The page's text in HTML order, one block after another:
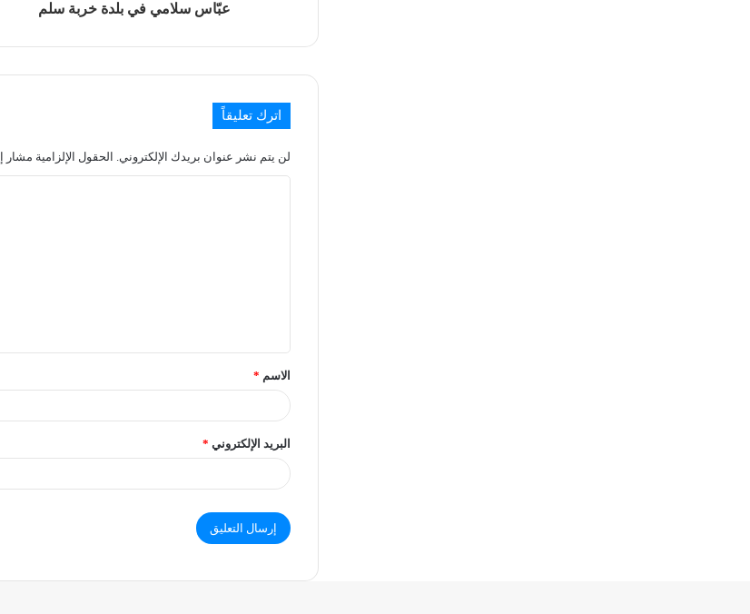
عبّاس سلامي في بلدة خربة سلم
اترك تعليقاً
لن يتم نشر عنوان بريدك الإلكتروني. الحقول الإلزامية مشار
الاسم *
البريد الإلكتروني *